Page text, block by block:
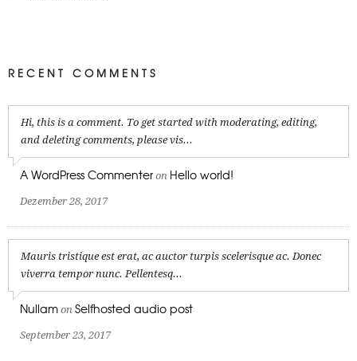
RECENT COMMENTS
Hi, this is a comment. To get started with moderating, editing,
and deleting comments, please vis...
A WordPress Commenter on Hello world!
Dezember 28, 2017
Mauris tristique est erat, ac auctor turpis scelerisque ac. Donec
viverra tempor nunc. Pellentesq...
Nullam on Selfhosted audio post
September 23, 2017